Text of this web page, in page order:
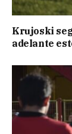
Krujoski
adelante